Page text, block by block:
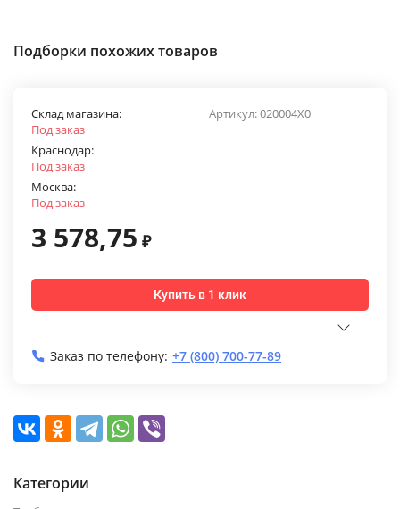
Подборки похожих товаров
Артикул:020004X0
Склад магазина:
Под заказ
Краснодар:
Под заказ
Москва:
Под заказ
3 578,75 ₽
Купить в 1 клик
Заказ по телефону: +7 (800) 700-77-89
Категории